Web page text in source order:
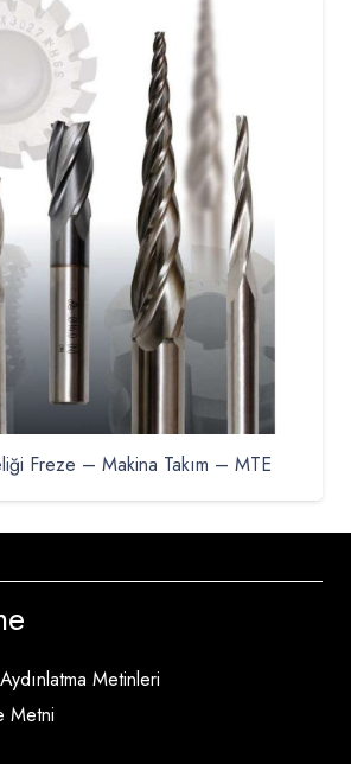
Freze – Makina Takım – MTE
Metinleri
Metni